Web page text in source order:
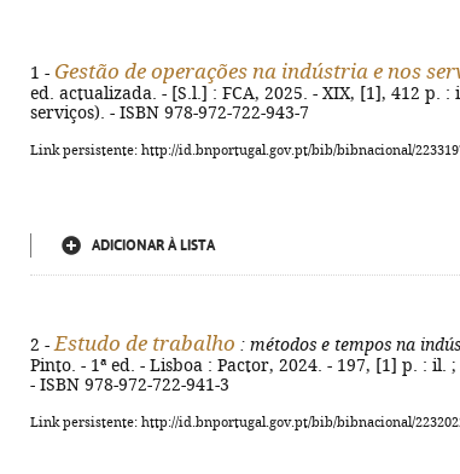
1 - Gestão de operações na indústria e nos
ed. actualizada. - [S.l.] : FCA, 2025. - XIX, [1], 412 p.
serviços). - ISBN 978-972-722-943-7
Link persistente: http://id.bnportugal.gov.pt/bib/bibnacional/
ADICIONAR À LISTA
2 - Estudo de trabalho : métodos e tempos na
Pinto. - 1ª ed. - Lisboa : Pactor, 2024. - 197, [1] p. :
- ISBN 978-972-722-941-3
Link persistente: http://id.bnportugal.gov.pt/bib/bibnacional/